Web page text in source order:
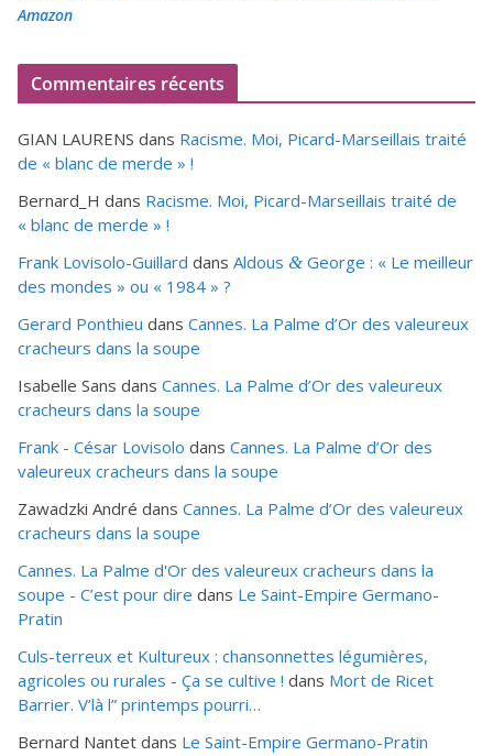
Amazon
Commentaires récents
GIAN LAURENS dans Racisme. Moi, Picard-Marseillais traité
de « blanc de merde » !
Bernard_H dans Racisme. Moi, Picard-Marseillais traité de
« blanc de merde » !
Frank Lovisolo-Guillard dans Aldous & George : « Le meilleur
des mondes » ou « 1984 » ?
Gerard Ponthieu dans Cannes. La Palme d’Or des valeureux
cracheurs dans la soupe
Isabelle Sans dans Cannes. La Palme d’Or des valeureux
cracheurs dans la soupe
Frank - César Lovisolo dans Cannes. La Palme d’Or des
valeureux cracheurs dans la soupe
Zawadzki André dans Cannes. La Palme d’Or des valeureux
cracheurs dans la soupe
Cannes. La Palme d'Or des valeureux cracheurs dans la
soupe - C’est pour dire dans Le Saint-Empire Germano-
Pratin
Culs-terreux et Kultureux : chansonnettes légumières,
agricoles ou rurales - Ça se cultive ! dans Mort de Ricet
Barrier. V’là l” printemps pourri…
Bernard Nantet dans Le Saint-Empire Germano-Pratin